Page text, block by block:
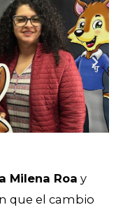
Milena Roa y
que el cambio